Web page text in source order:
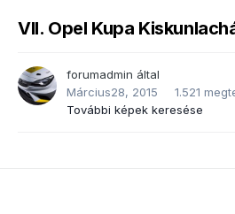
VII. Opel Kupa
forumadmin által
Március28, 2015
1.521
További képek keresése